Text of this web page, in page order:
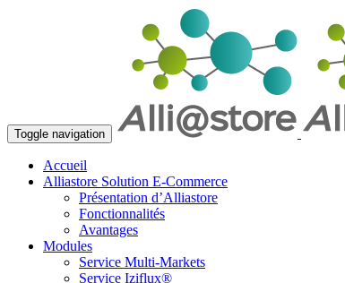
Toggle navigation
Accueil
Alliastore Solution E-Commerce
Présentation d’Alliastore
Fonctionnalités
Avantages
Modules
Service Multi-Markets
Service Iziflux®